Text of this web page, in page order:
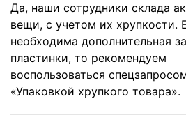
Да, наши сотрудники склада
вещи, с учетом их хрупкости.
необходима дополнительная
пластинки, то рекомендуем
воспользоваться
«Упаковкой хрупкого товара».